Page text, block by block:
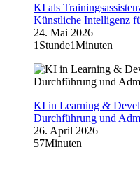
KI als
Künstliche Intelligenz
24. Mai 2026
1Stunde1Minuten
KI in Learning &
Durchführung und
26. April 2026
57Minuten